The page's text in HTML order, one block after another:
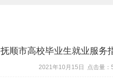
抚顺市高校毕业生就业服务
2021年10月15日 点击量：